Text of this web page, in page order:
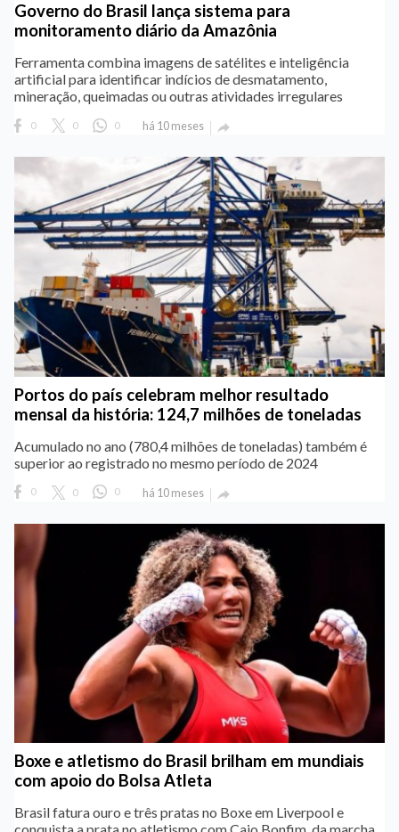
Governo do Brasil lança sistema para
monitoramento diário da Amazônia
Ferramenta combina imagens de satélites e inteligência
artificial para identificar indícios de desmatamento,
mineração, queimadas ou outras atividades irregulares
0 0 0 há 10 meses 
Portos do país celebram melhor resultado
mensal da história: 124,7 milhões de toneladas
Acumulado no ano (780,4 milhões de toneladas) também é
superior ao registrado no mesmo período de 2024
0 0 0 há 10 meses 
Boxe e atletismo do Brasil brilham em mundiais
com apoio do Bolsa Atleta
Brasil fatura ouro e três pratas no Boxe em Liverpool e